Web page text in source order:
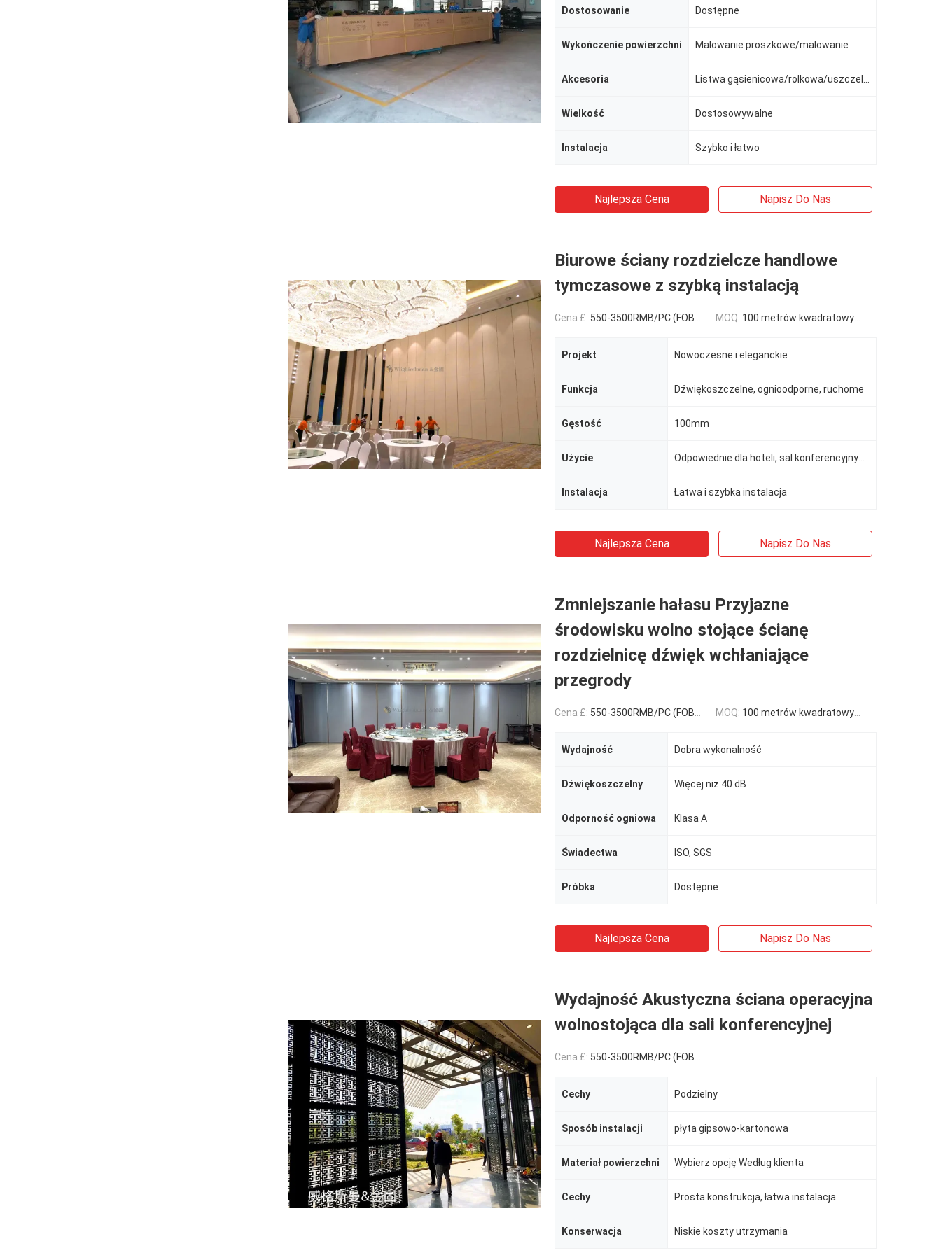
Dostosowanie Dostępne
Wykończenie powierzchni Malowanie proszkowe/malowanie
Akcesoria
Wielkość Dostosowywalne
Instalacja Szybko i łatwo
Najlepsza Cena Napisz Do Nas
Biurowe ściany rozdzielcze handlowe
tymczasowe z szybką instalacją
Cena £: 550-3500RMB/PC (FOB) Tax Not Included MOQ: 100 metrów kwadratowych
Projekt Nowoczesne i eleganckie
Funkcja Dźwiękoszczelne, ognioodporne, ruchome
Gęstość 100mm
Użycie
Instalacja Łatwa i szybka instalacja
Najlepsza Cena Napisz Do Nas
Zmniejszanie hałasu Przyjazne
środowisku wolno stojące ścianę
rozdzielnicę dźwięk wchłaniające
przegrody
Cena £: 550-3500RMB/PC (FOB) Tax Not Included MOQ: 100 metrów kwadratowych
Wydajność Dobra wykonalność
Dźwiękoszczelny Więcej niż 40 dB
Odporność ogniowa Klasa A
Świadectwa ISO, SGS
Próbka Dostępne
Najlepsza Cena Napisz Do Nas
Wydajność Akustyczna ściana operacyjna
wolnostojąca dla sali konferencyjnej
Cena £: 550-3500RMB/PC (FOB) Tax Not Included
Cechy Podzielny
Sposób instalacji płyta gipsowo-kartonowa
Materiał powierzchni Wybierz opcję Według klienta
Cechy Prosta konstrukcja, łatwa instalacja
Konserwacja Niskie koszty utrzymania